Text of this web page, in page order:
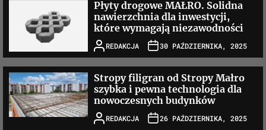
Płyty drogowe MAŁRO. Solidna
nawierzchnia dla inwestycji,
które wymagają niezawodności
REDAKCJA 30 PAŹDZIERNIKA, 2025
Stropy filigran od Stropy Małro
szybka i pewna technologia dla
nowoczesnych budynków
REDAKCJA 26 PAŹDZIERNIKA, 2025